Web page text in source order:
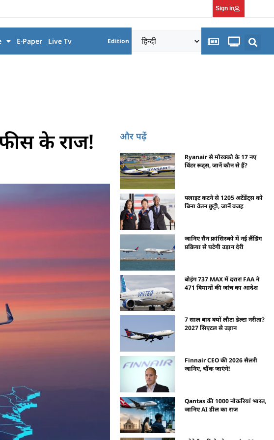
Sign in
E-Paper Live Tv Edition
के राज! और पढ़ें
Ryanair से मोरक्को के 17 नए
विंटर रूट्स, जानें कौन से हैं?
फ्लाइट कटने से 1205 अटेंडेंट्स को
बिना वेतन छुट्टी, जानें वजह
जानिए सैन फ्रांसिस्को में नई लैंडिंग
प्रक्रिया से घटेगी उड़ान देरी
बोइंग 737 MAX में दरार! FAA ने
471 विमानों की जांच का आदेश
7 साल बाद क्यों लौटा डेल्टा नरीता?
2027 सिएटल से उड़ान
Finnair CEO की 2026 सैलरी
जानिए, चौंक जाएंगे!
Qantas की 1000 नौकरियां भारत,
जानिए AI डील का राज